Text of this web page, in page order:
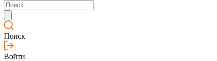
Поиск
Войти